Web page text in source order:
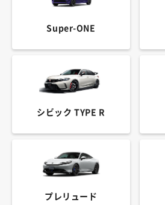
Super-ONE
シビック TYPE R
プレリュード